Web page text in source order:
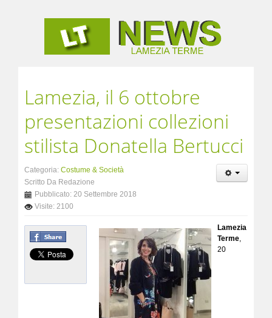
Lamezia, il 6 ottobre
presentazioni collezioni
stilista Donatella Bertucci
Categoria:Costume & Società
Scritto Da Redazione
Pubblicato: 20 Settembre 2018
Visite: 2100
Lamezia
Terme,
20